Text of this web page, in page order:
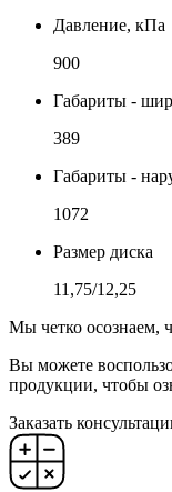
Давление, кПа
900
Габариты -
389
Габариты -
1072
Размер диска
11,75/12,25
Мы четко осознаем,
Вы можете
продукции, чтобы
Заказать